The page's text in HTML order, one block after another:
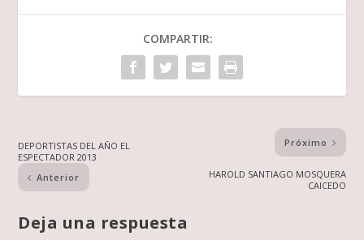
COMPARTIR:
DEPORTISTAS DEL AÑO EL
ESPECTADOR 2013
Anterior
Próximo
HAROLD SANTIAGO MOSQUERA
CAICEDO
Deja una respuesta